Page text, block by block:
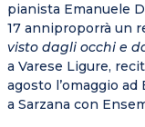
pianista Emanuele
17 anniproporrà un
visto dagli occhi e
a Varese Ligure,
agosto l’omaggio ad
a Sarzana con